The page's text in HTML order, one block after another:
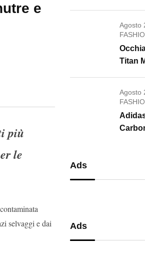
e
più
le
selvaggi e dai
di
Agosto
Titan
Agosto
Ads
Ads